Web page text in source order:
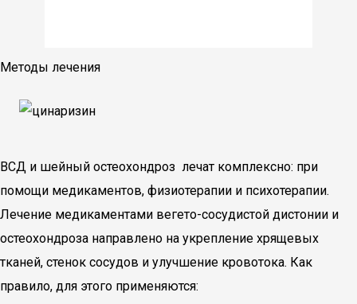
Методы лечения
ВСД и шейный остеохондроз лечат комплексно: при
помощи медикаментов, физиотерапии и психотерапии.
Лечение медикаментами вегето-сосудистой дистонии и
остеохондроза направлено на укрепление хрящевых
тканей, стенок сосудов и улучшение кровотока. Как
правило, для этого применяются: